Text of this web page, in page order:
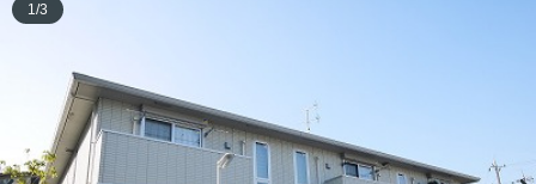
1/3